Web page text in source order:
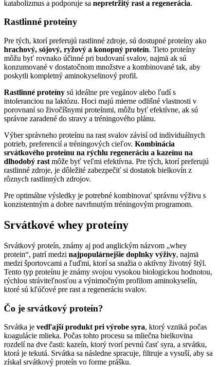
katabolizmus a podporuje sa nepretržitý rast a regenerácia.
Rastlinné proteíny
Pre tých, ktorí preferujú rastlinné zdroje, sú dostupné proteíny ako
hrachový, sójový, ryžový a konopný proteín. Tieto proteíny
môžu byť rovnako účinné pri budovaní svalov, najmä ak sú
konzumované v dostatočnom množstve a kombinované tak, aby
poskytli kompletný aminokyselinový profil.
Rastlinné proteíny sú ideálne pre vegánov alebo ľudí s
intoleranciou na laktózu. Hoci majú mierne odlišné vlastnosti v
porovnaní so živočíšnymi proteínmi, môžu byť efektívne, ak sú
správne zaradené do stravy a tréningového plánu.
Výber správneho proteínu na rast svalov závisí od individuálnych
potrieb, preferencií a tréningových cieľov. Kombinácia
srvátkového proteínu na rýchlu regeneráciu a kazeínu na
dlhodobý rast môže byť veľmi efektívna. Pre tých, ktorí preferujú
rastlinné zdroje, je dôležité zabezpečiť si dostatok bielkovín z
rôznych rastlinných zdrojov.
Pre optimálne výsledky je potrebné kombinovať správnu výživu s
konzistentným a dobre navrhnutým tréningovým programom.
Srvátkové whey proteíny
Srvátkový proteín, známy aj pod anglickým názvom „whey
protein“, patrí medzi najpopulárnejšie doplnky výživy, najmä
medzi športovcami a ľuďmi, ktorí sa snažia o aktívny životný štýl.
Tento typ proteínu je známy svojou vysokou biologickou hodnotou,
rýchlou stráviteľnosťou a výnimočným profilom aminokyselín,
ktoré sú kľúčové pre rast a regeneráciu svalov.
Čo je srvátkový proteín?
Srvátka je vedľajší produkt pri výrobe syra, ktorý vzniká počas
koagulácie mlieka. Počas tohto procesu sa mliečna bielkovina
rozdelí na dve časti: kazeín, ktorý tvorí pevnú časť syra, a srvátku,
ktorá je tekutá. Srvátka sa následne spracuje, filtruje a vysuší, aby sa
získal srvátkový proteín vo forme prášku.